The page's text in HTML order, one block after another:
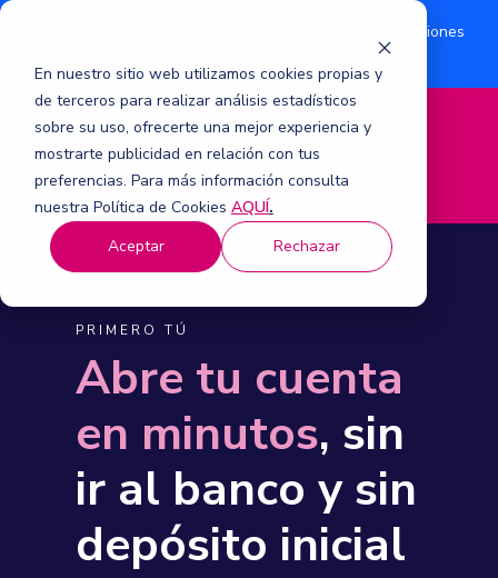
En nuestro sitio web utilizamos cookies propias y
de terceros para realizar análisis estadísticos
sobre su uso, ofrecerte una mejor experiencia y
mostrarte publicidad en relación con tus
preferencias. Para más información consulta
nuestra Política de Cookies AQUÍ.
Aceptar
Rechazar
¿Eres accionista? Conoce acerca de la suscripción de acciones
M
e
n
PRIMERO TÚ
Abre tu cuenta
en minutos, sin
ir al banco y sin
depósito inicial